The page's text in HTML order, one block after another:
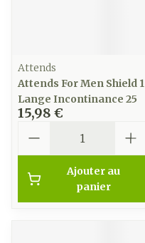
Attends
Attends For Men Shield 1
Lange Incontinance 25
15,98 €
Ajouter au
panier